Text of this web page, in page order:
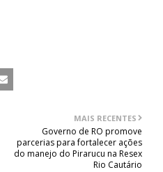
MAIS RECENTES
Governo de RO promove
parcerias para fortalecer ações
do manejo do Pirarucu na Resex
Rio Cautário